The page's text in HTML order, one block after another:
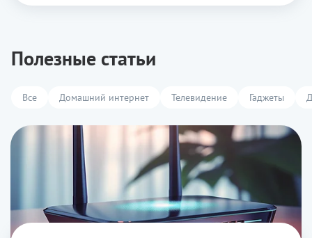
Полезные статьи
Все Домашний интернет Телевидение Гаджеты